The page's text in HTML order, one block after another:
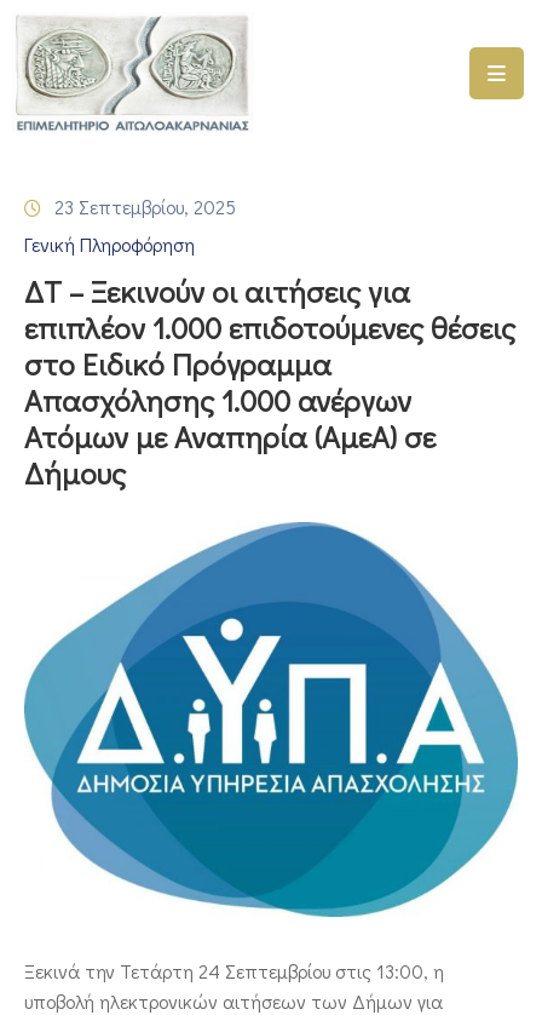
ΑΡΧΙΚΗ
ΓΕΜΗ
–
ΠΡΟΓΡΑΜΜΑΤΑ
ΕΠΙΜΕΛΗΤΗΡΙΟΥ
ΣΥΜΜΕΤΟΧΗ
ΣΕ
ΕΤΑΙΡΕΙΕΣ
ΕΠΙΚΟΙΝΩΝΙΑ
23 Σεπτεμβρίου, 2025
Γενική Πληροφόρηση
ΔΤ – Ξεκινούν οι αιτήσεις για
επιπλέον 1.000 επιδοτούμενες θέσεις
στο Ειδικό Πρόγραμμα
Απασχόλησης 1.000 ανέργων
Ατόμων με Αναπηρία (ΑμεΑ) σε
Δήμους
Ξεκινά την Τετάρτη 24 Σεπτεμβρίου στις 13:00, η
υποβολή ηλεκτρονικών αιτήσεων των Δήμων για